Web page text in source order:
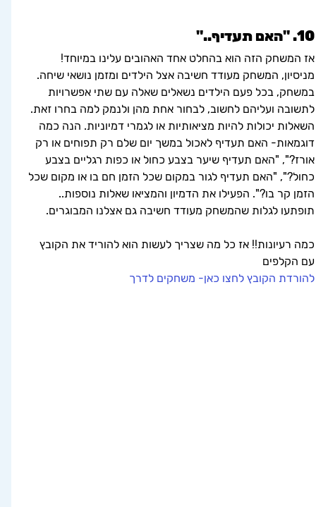
10. "האם תעדיף.."
אז המשחק הזה הוא בהחלט אחד האהובים עלינו במיוחד!
מניסיון, המשחק מעודד חשיבה אצל הילדים ומזמן נושאי שיחה.
במשחק, בכל פעם הילדים נשאלים שאלה עם שתי אפשרויות
לתשובה ועליהם לחשוב, לבחור אחת מהן ולנמק למה בחרו זאת.
השאלות יכולות להיות מציאותיות או לגמרי דמיוניות. הנה כמה
דוגמאות- האם תעדיף לאכול במשך יום שלם רק תפוחים או רק
אורז?", "האם תעדיף שיער בצבע כחול או כפות רגליים בצבע
כחול?", "האם תעדיף לגור במקום שכל הזמן חם בו או מקום שכל
הזמן קר בו?". הפעילו את הדמיון והמציאו שאלות נוספות..
תופתעו לגלות שהמשחק מעודד חשיבה גם אצלנו המבוגרים.
כמה רעיונות!! אז כל מה שצריך לעשות הוא להוריד את הקובץ
עם הקלפים
להורדת הקובץ לחצו כאן- משחקים לדרך